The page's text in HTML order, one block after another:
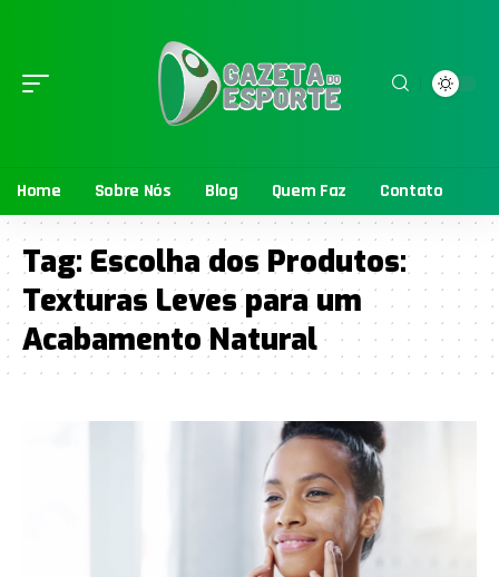
Home Sobre Nós Blog Quem Faz Contato
Tag: Escolha dos Produtos:
Texturas Leves para um
Acabamento Natural